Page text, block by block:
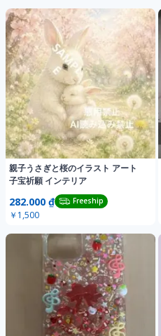
親子うさぎと桜のイラスト アート
子宝祈願 インテリア
282.000 ₫ Freeship
￥1,500